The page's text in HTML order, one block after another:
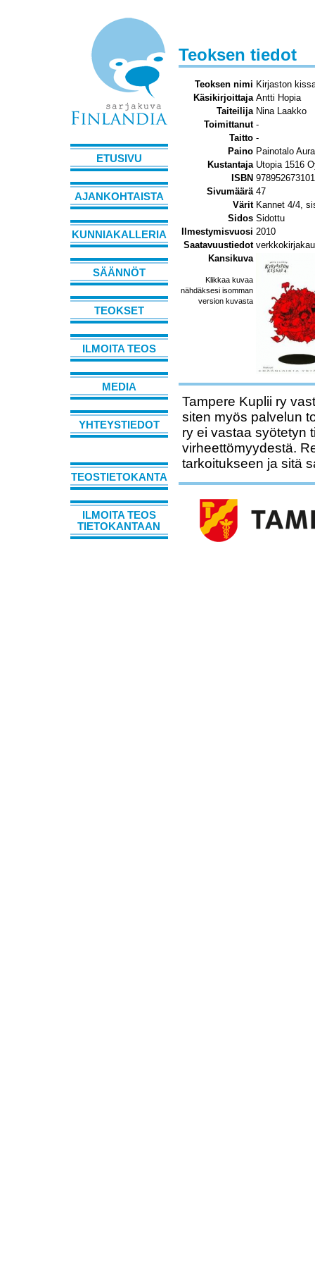
ETUSIVU
AJANKOHTAISTA
KUNNIAKALLERIA
SÄÄNNÖT
TEOKSET
ILMOITA TEOS
MEDIA
YHTEYSTIEDOT
TEOSTIETOKANTA
ILMOITA TEOS
TIETOKANTAAN
Teoksen tiedot
Teoksen nimi Kirjaston
Käsikirjoittaja Antti Hopia
Taiteilija Nina Laakko
Toimittanut -
Taitto -
Paino Painotalo
Kustantaja Utopia 1516
ISBN
Sivumäärä 47
Värit Kannet 4/4,
Sidos Sidottu
Ilmestymisvuosi 2010
Saatavuustiedot
Kansikuva
Klikkaa kuvaa
nähdäksesi isomman
version kuvasta
Tampere Kuplii ry
siten myös palvelun
ry ei vastaa syötetyn
virheettömyydestä.
tarkoitukseen ja sitä